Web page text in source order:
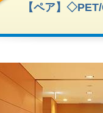
【ペア】